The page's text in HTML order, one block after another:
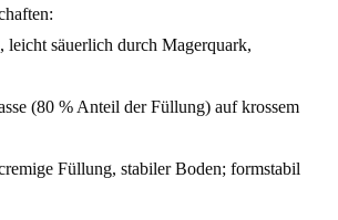
leicht säuerlich durch Magerquark,
(80 % Anteil der Füllung) auf krossem
Füllung, stabiler Boden; formstabil